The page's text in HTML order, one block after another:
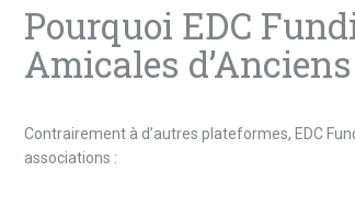
Pourquoi EDC
Amicales
Contrairement à d’autres plateformes, EDC
associations :